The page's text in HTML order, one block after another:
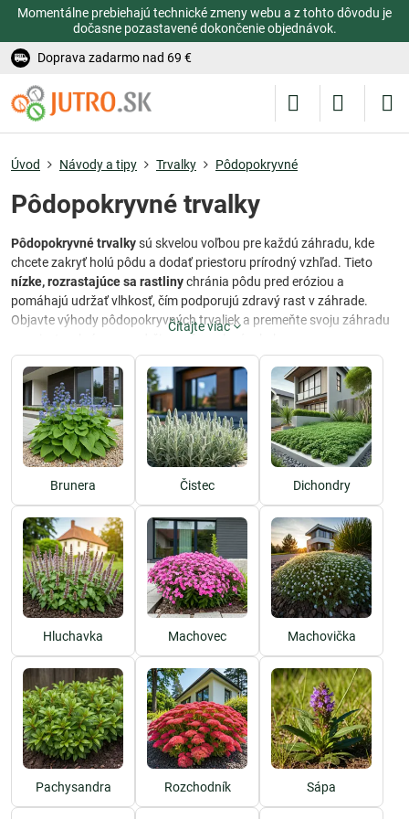
Momentálne prebiehajú technické zmeny webu a z tohto dôvodu je
dočasne pozastavené dokončenie objednávok.
Doprava zadarmo nad 69 €
Úvod Návody a tipy Trvalky Pôdopokryvné
Pôdopokryvné trvalky
Pôdopokryvné trvalkysú skvelou voľbou pre každú záhradu, kde
chcete zakryť holú pôdu a dodať priestoru prírodný vzhľad. Tieto
nízke, rozrastajúce sa rastlinychránia pôdu pred eróziou a
pomáhajú udržať vlhkosť, čím podporujú zdravý rast v záhrade.
Objavte výhody pôdopokryvných trvaliek a premeňte svoju záhradu
Obľúbené druhy pôdopokryvných
trvaliek
Medzi najobľúbenejšie pôdopokryvné trvalky patria machovička, flox
a skalník. Tieto rastliny vytvárajú hustý koberec, ktorý zabraňuje
rastu buriny a dodáva záhrade štruktúru.
Výhody pestovania pôdopokryvných
trvaliek
Pôdopokryvné trvalky poskytujú v záhrade množstvo výhod, ktoré
ich robia skvelým doplnkom pre každý záhradný priestor:
Ochrana pôdy:Pôdopokryvné trvalky pomáhajú zamedziť erózii a
udržujú pôdu stabilnú aj na svahovitých miestach.
Zadržiavanie vlhkosti:Husté porasty týchto rastlín pomáhajú
udržať vlhkosť v pôde, čím znižujú potrebu častej zálievky.
Potlačenie buriny:
Pôdopokryvné trvalky vytvárajú hustý
koberec, ktorý bráni prerastaniu buriny, čo znižuje čas potrebný
na údržbu záhrady.
Čítajte viac
Brunera Čistec Dichondry
Hluchavka Machovec Machovička
Pachysandra Rozchodník Sápa